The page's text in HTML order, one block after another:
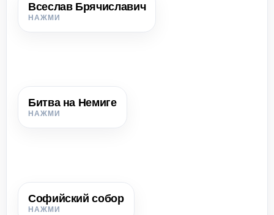
Всеслав Брячиславич
Полоцкий князь 1044–1101 гг.; при нём Полоцкое
Битва на Немиге
Сражение 3 марта 1067 г. между войском Всеслава и
Софийский собор
Каменный храм в Полоцке, построенный в 50-х гг. XI в.;